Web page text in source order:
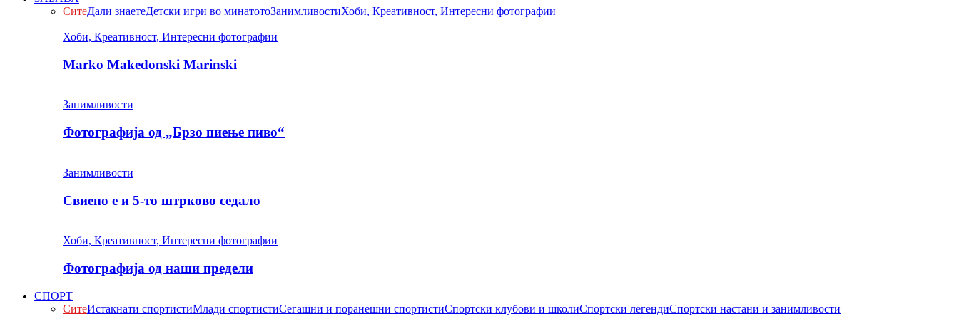
СитеДали знаетеДетски игри во минатотоЗанимливостиХоби, Креативност, Интересни фотографии
Хоби, Креативност, Интересни фотографии
Marko Makedonski Marinski
Занимливости
Фотографија од „Брзо пиење пиво“
Занимливости
Свиено е и 5-то штрково седало
Хоби, Креативност, Интересни фотографии
Фотографија од наши предели
СПОРТ
СитеИстакнати спортистиМлади спортистиСегашни и поранешни спортистиСпортски клубови и школиСпортски легендиСпортски настани и занимливости